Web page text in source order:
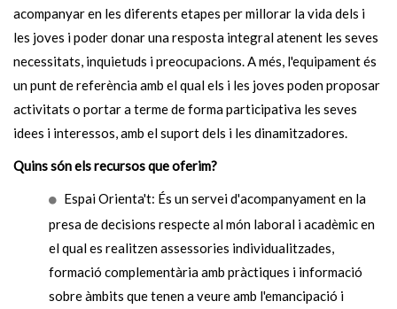
acompanyar en les diferents etapes per millorar la vida dels i
les joves i poder donar una resposta integral atenent les seves
necessitats, inquietuds i preocupacions. A més, l'equipament és
un punt de referència amb el qual els i les joves poden proposar
activitats o portar a terme de forma participativa les seves
idees i interessos, amb el suport dels i les dinamitzadores.
Quins són els recursos que oferim?
Espai Orienta't: És un servei d'acompanyament en la
presa de decisions respecte al món laboral i acadèmic en
el qual es realitzen assessories individualitzades,
formació complementària amb pràctiques i informació
sobre àmbits que tenen a veure amb l'emancipació i